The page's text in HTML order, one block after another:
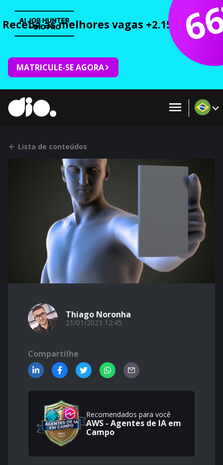
Receba as melhores vagas +2.150 cursos
MATRICULE-SE AGORA
Lista de conteúdos
Thiago Noronha
21/01/2023 12:45
Compartilhe
Recomendados para você
AWS - Agentes de IA em
Campo